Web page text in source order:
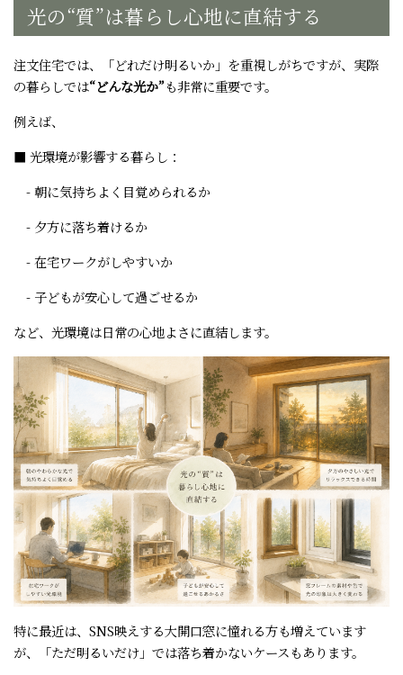
光の“質”は暮らし心地に直結する
注文住宅では、「どれだけ明るいか」を重視しがちですが、実際
の暮らしでは“どんな光か”も非常に重要です。
例えば、
■ 光環境が影響する暮らし：
- 朝に気持ちよく目覚められるか
- 夕方に落ち着けるか
- 在宅ワークがしやすいか
- 子どもが安心して過ごせるか
など、光環境は日常の心地よさに直結します。
特に最近は、SNS映えする大開口窓に憧れる方も増えています
が、「ただ明るいだけ」では落ち着かないケースもあります。